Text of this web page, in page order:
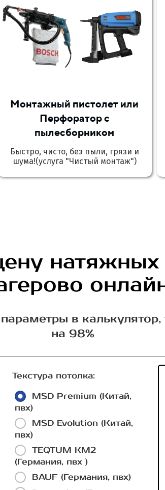
Монтажный пистолет или
Перфоратор с
пылесборником
Быстро, чисто, без пыли, грязи и
шума!(услуга "Чистый монтаж")
в калькулятор,
на 98%
Текстура потолка:
MSD Premium (Китай,
пвх)
MSD Evolution (Китай,
пвх)
TEQTUM КМ2
(Германия, пвх )
BAUF (Германия, пвх)